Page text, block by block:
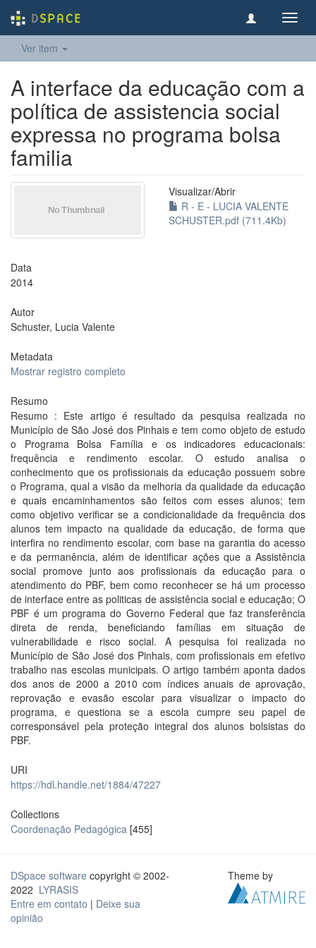
Ver item
A interface da educação com a
política de assistencia social
expressa no programa bolsa
familia
Visualizar/Abrir
R - E - LUCIA VALENTE
SCHUSTER.pdf (711.4Kb)
Data
2014
Autor
Schuster, Lucia Valente
Metadata
Mostrar registro completo
Resumo
Resumo : Este artigo é resultado da pesquisa realizada no
Município de São José dos Pinhais e tem como objeto de estudo
o Programa Bolsa Família e os indicadores educacionais:
frequência e rendimento escolar. O estudo analisa o
conhecimento que os profissionais da educação possuem sobre
o Programa, qual a visão da melhoria da qualidade da educação
e quais encaminhamentos são feitos com esses alunos; tem
como objetivo verificar se a condicionalidade da frequência dos
alunos tem impacto na qualidade da educação, de forma que
interfira no rendimento escolar, com base na garantia do acesso
e da permanência, além de identificar ações que a Assistência
social promove junto aos profissionais da educação para o
atendimento do PBF, bem como reconhecer se há um processo
de interface entre as politicas de assistência social e educação; O
PBF é um programa do Governo Federal que faz transferência
direta de renda, beneficiando famílias em situação de
vulnerabilidade e risco social. A pesquisa foi realizada no
Município de São José dos Pinhais, com profissionais em efetivo
trabalho nas escolas municipais. O artigo também aponta dados
dos anos de 2000 a 2010 com índices anuais de aprovação,
reprovação e evasão escolar para visualizar o impacto do
programa, e questiona se a escola cumpre seu papel de
corresponsável pela proteção integral dos alunos bolsistas do
PBF.
URI
https://hdl.handle.net/1884/47227
Collections
Coordenação Pedagógica [455]
DSpace software copyright © 2002-
2022 LYRASIS
Entre em contato | Deixe sua
opinião
Theme by